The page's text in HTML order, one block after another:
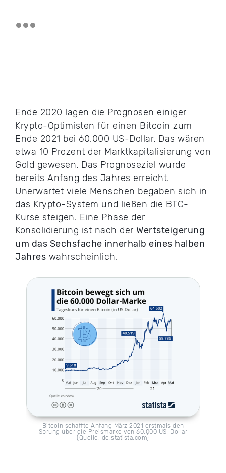
Ende 2020 lagen die Prognosen einiger
Krypto-Optimisten für einen Bitcoin zum
Ende 2021 bei 60.000 US-Dollar. Das wären
etwa 10 Prozent der Marktkapitalisierung von
Gold gewesen. Das Prognoseziel wurde
bereits Anfang des Jahres erreicht.
Unerwartet viele Menschen begaben sich in
das Krypto-System und ließen die BTC-
Kurse steigen. Eine Phase der
Konsolidierung ist nach der Wertsteigerung
um das Sechsfache innerhalb eines halben
Jahres wahrscheinlich.
Bitcoin schaffte Anfang März 2021 erstmals den
Sprung über die Preismarke von 60.000 US-Dollar
(Quelle: de.statista.com)